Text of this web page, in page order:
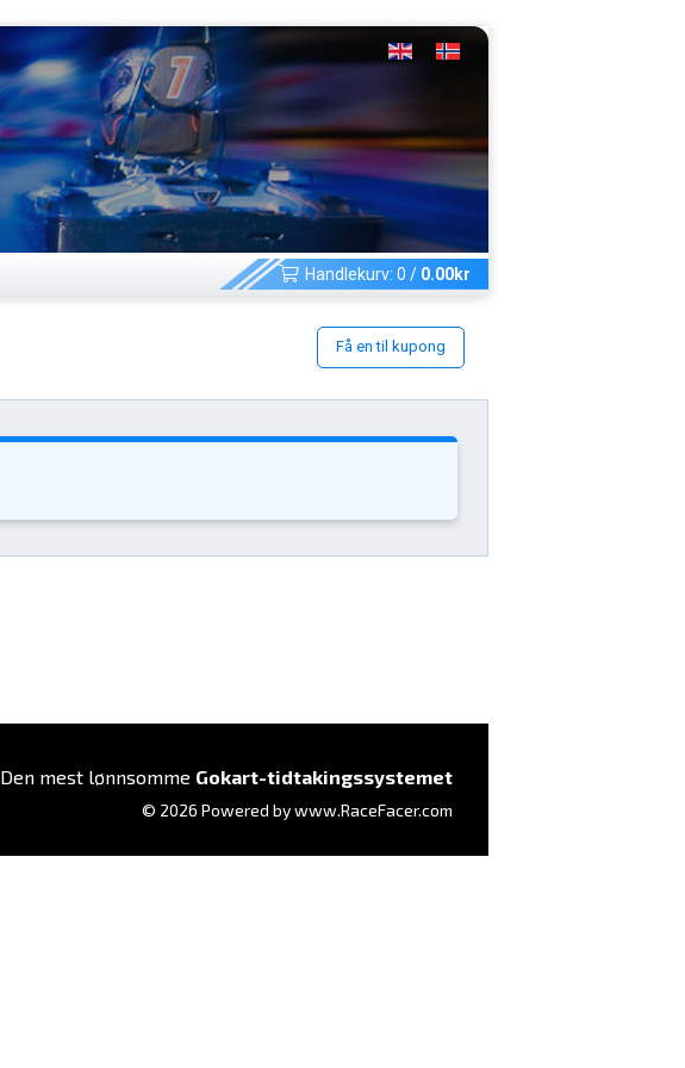
Handlekurv: 0 / 0.00kr
Få en til kupong
Den mest lønnsomme Gokart-tidtakingssystemet
© 2026 Powered bywww.RaceFacer.com